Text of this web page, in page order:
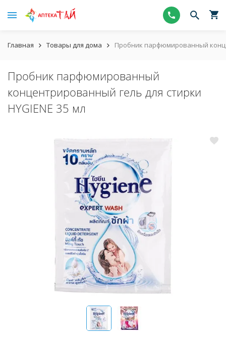
Главная Товары для дома Пробник парфюмированный
Пробник парфюмированный
концентрированный гель для стирки
HYGIENE 35 мл